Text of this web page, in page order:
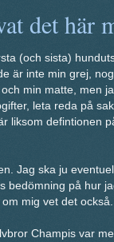
det här
(och sista)
är inte min grej,
min matte, men
leta reda på
liksom defintionen
Jag ska ju
bedömning på hur
mig vet det
Champis var